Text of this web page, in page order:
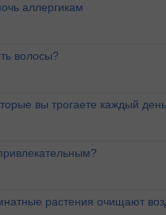
аллергикам
волосы?
вы трогаете каждый день
растения очищают